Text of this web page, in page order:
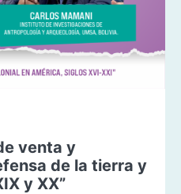
venta y
de la tierra y
y XX”